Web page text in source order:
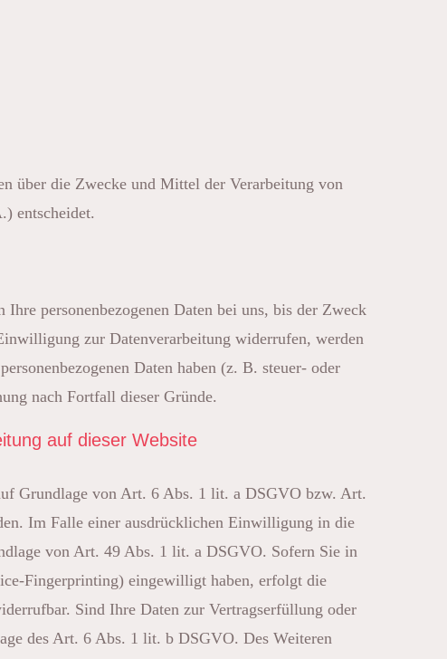
über die Zwecke und Mittel der Verarbeitung von
entscheidet.
personenbezogenen Daten bei uns, bis der Zweck
zur Datenverarbeitung widerrufen, werden
Daten haben (z. B. steuer- oder
nach Fortfall dieser Gründe.
auf dieser Website
Grundlage von Art. 6 Abs. 1 lit. a DSGVO bzw. Art.
Im Falle einer ausdrücklichen Einwilligung in die
von Art. 49 Abs. 1 lit. a DSGVO. Sofern Sie in
Fingerprinting) eingewilligt haben, erfolgt die
Sind Ihre Daten zur Vertragserfüllung oder
des Art. 6 Abs. 1 lit. b DSGVO. Des Weiteren